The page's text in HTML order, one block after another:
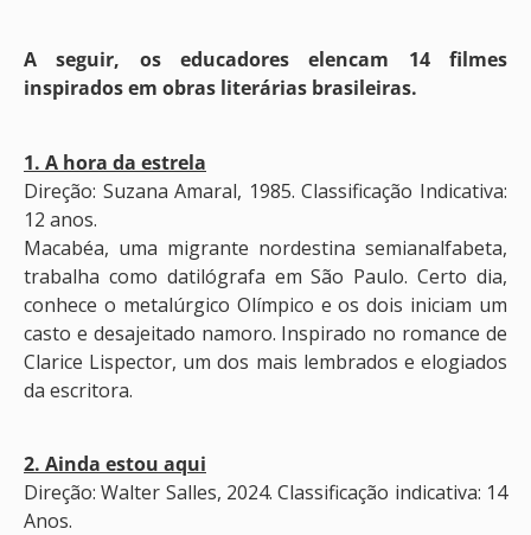
A seguir, os educadores elencam 14 filmes
inspirados em obras literárias brasileiras.
1. A hora da estrela
Direção: Suzana Amaral, 1985. Classificação Indicativa:
12 anos.
Macabéa, uma migrante nordestina semianalfabeta,
trabalha como datilógrafa em São Paulo. Certo dia,
conhece o metalúrgico Olímpico e os dois iniciam um
casto e desajeitado namoro. Inspirado no romance de
Clarice Lispector, um dos mais lembrados e elogiados
da escritora.
2. Ainda estou aqui
Direção: Walter Salles, 2024. Classificação indicativa: 14
Anos.